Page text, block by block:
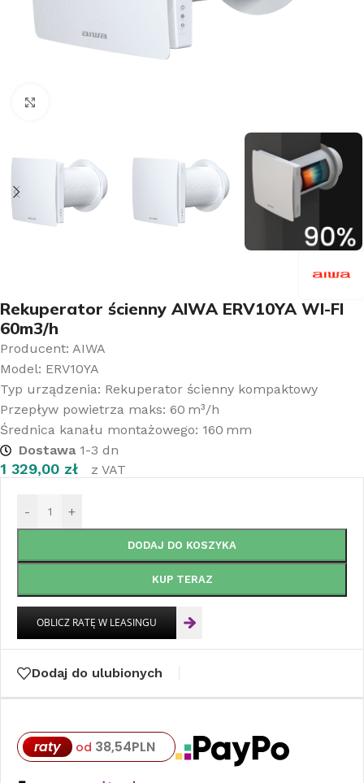
Rekuperator ścienny AIWA ERV10YA WI-FI
60m3/h
Producent: AIWA
Model: ERV10YA
Typ urządzenia: Rekuperator ścienny kompaktowy
Przepływ powietrza maks: 60 m³/h
Średnica kanału montażowego: 160 mm
Dostawa1-3 dn
1 329,00 zł z VAT
- +
DODAJ DO KOSZYKA
KUP TERAZ
Dodaj do ulubionych
raty od 38,54PLN